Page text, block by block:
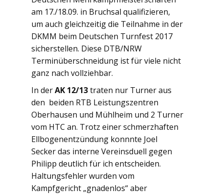
am 17./18.09. in Bruchsal qualifizieren,
um auch gleichzeitig die Teilnahme in der
DKMM beim Deutschen Turnfest 2017
sicherstellen. Diese DTB/NRW
Terminüberschneidung ist für viele nicht
ganz nach vollziehbar.
In derAK 12/13traten nur Turner aus
den beiden RTB Leistungszentren
Oberhausen und Mühlheim und 2 Turner
vom HTC an. Trotz einer schmerzhaften
Ellbogenentzündung konnnte Joel
Secker das interne Vereinsduell gegen
Philipp deutlich für ich entscheiden.
Haltungsfehler wurden vom
Kampfgericht „gnadenlos“ aber